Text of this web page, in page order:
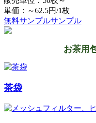
単価：～62.5円/1枚
無料サンプルサンプル
お茶用
茶袋